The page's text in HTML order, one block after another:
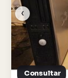
‹
Consultar